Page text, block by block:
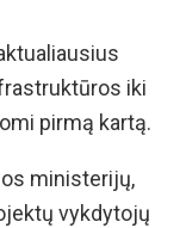
iki
pirmą kartą.
ministerijų,
vykdytojų